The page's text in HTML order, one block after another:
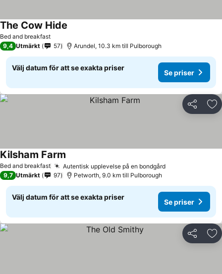
Bed and breakfast
The Cow Hide
9,4 Utmärkt 57 Arundel, 10.3 km till Pulborough
Välj datum för att se exakta priser
Se priser
Dela
Bed and breakfast Autentisk upplevelse på en bondgårdSe priser
Kilsham Farm
9,7 Utmärkt 97 Petworth, 9.0 km till Pulborough
Välj datum för att se exakta priser
Se priser
Dela